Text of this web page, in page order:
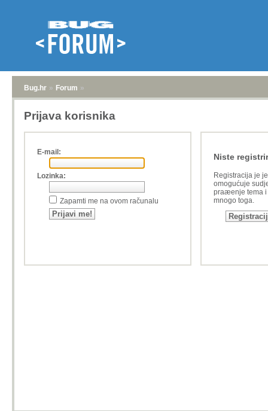
Bug.hr » Forum »
Prijava korisnika
E-mail:
Lozinka:
Zapamti me na ovom računalu
Niste
Registracija je
omogućuje
praæenje tema i
mnogo toga.